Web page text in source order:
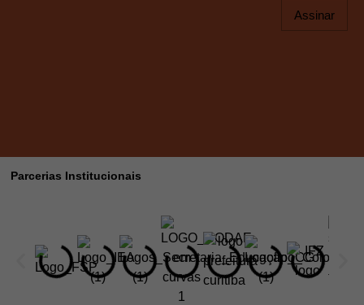
Assinar
Parcerias Institucionais